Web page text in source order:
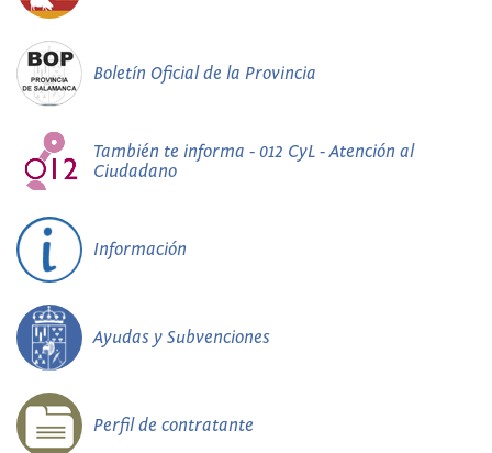
Boletín Oficial de la Provincia
También te informa - 012 CyL - Atención al
Ciudadano
Información
Ayudas y Subvenciones
Perfil de contratante